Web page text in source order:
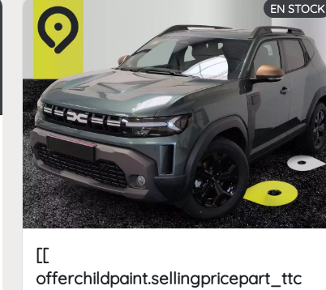
EN STOCK
[[
offerchildpaint.sellingpricepart_ttc